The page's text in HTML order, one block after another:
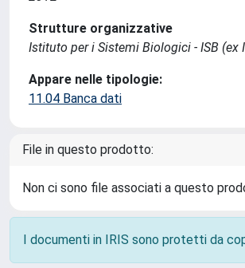
Strutture organizzative
Istituto per i Sistemi Biologici - ISB (ex
Appare nelle tipologie:
11.04 Banca dati
File in questo prodotto:
Non ci sono file associati a questo
I documenti in IRIS sono protetti da